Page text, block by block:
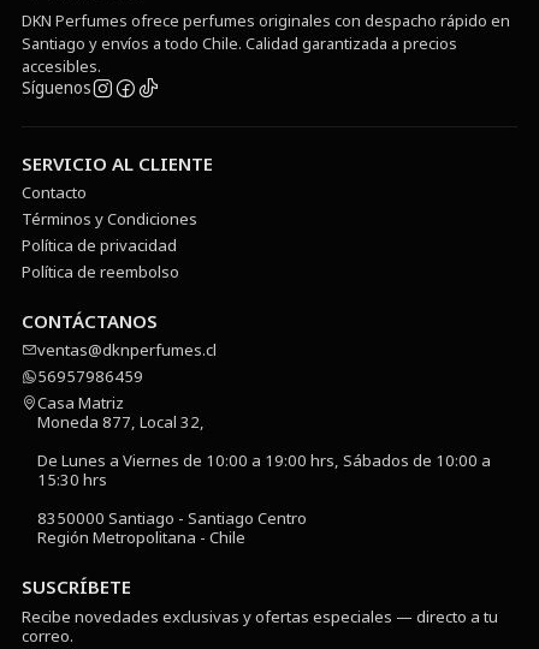
DKN Perfumes ofrece perfumes originales con despacho rápido en
Santiago y envíos a todo Chile. Calidad garantizada a precios
accesibles.
Síguenos
SERVICIO AL CLIENTE
Contacto
Términos y Condiciones
Política de privacidad
Política de reembolso
CONTÁCTANOS
ventas@dknperfumes.cl
56957986459
Casa Matriz
Moneda 877, Local 32,
De Lunes a Viernes de 10:00 a 19:00 hrs, Sábados de 10:00 a
15:30 hrs
8350000 Santiago - Santiago Centro
Región Metropolitana - Chile
SUSCRÍBETE
Recibe novedades exclusivas y ofertas especiales — directo a tu
correo.